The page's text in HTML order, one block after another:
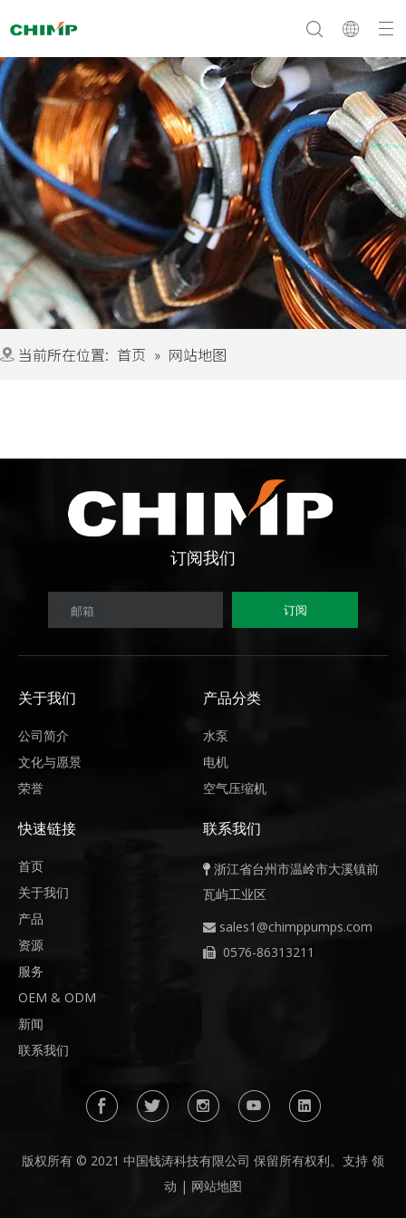
当前所在位置: 首页 » 网站地图
订阅我们
邮箱 订阅
关于我们
公司简介
文化与愿景
荣誉
产品分类
水泵
电机
空气压缩机
快速链接
首页
关于我们
产品
资源
服务
OEM & ODM
新闻
联系我们
联系我们
 浙江省台州市温岭市大溪镇前
瓦屿工业区
 sales1@chimppumps.com
 0576-86313211
版权所有 © 2021 中国钱涛科技有限公司 保留所有权利。支持 领
动 | 网站地图